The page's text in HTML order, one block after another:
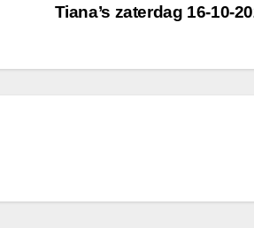
Tiana’s zaterdag 16-10-